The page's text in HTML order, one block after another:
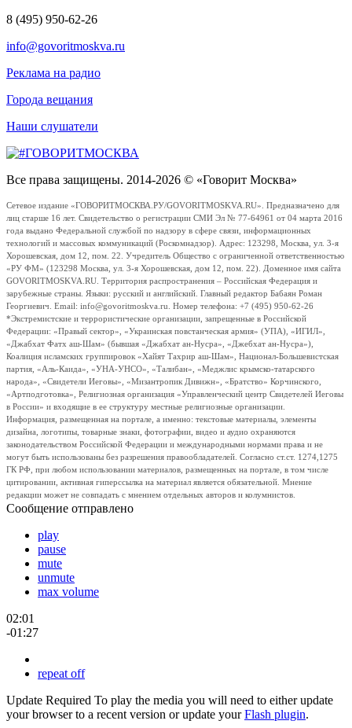
8 (495) 950-62-26
info@govoritmoskva.ru
Реклама на радио
Города вещания
Наши слушатели
Все права защищены. 2014-2026 © «Говорит Москва»
Сетевое издание «ГОВОРИТМОСКВА.РУ/GOVORITMOSKVA.RU». Предназначено для
лиц старше 16 лет. Свидетельство о регистрации СМИ Эл № 77-64961 от 04 марта 2016
года выдано Федеральной службой по надзору в сфере связи, информационных
технологий и массовых коммуникаций (Роскомнадзор). Адрес: 123298, Москва, ул. 3-я
Хорошевская, дом 12, пом. 22. Учредитель Общество с ограниченной ответственностью
«РУ ФМ» (123298 Москва, ул. 3-я Хорошевская, дом 12, пом. 22). Доменное имя сайта
GOVORITMOSKVA.RU. Территория распространения – Российская Федерация и
зарубежные страны. Языки: русский и английский. Главный редактор Бабаян Роман
Георгиевич. Email: info@govoritmoskva.ru. Номер телефона: +7 (495) 950-62-26
*Экстремистские и террористические организации, запрещенные в Российской
Федерации: «Правый сектор», «Украинская повстанческая армия» (УПА), «ИГИЛ»,
«Джабхат Фатх аш-Шам» (бывшая «Джабхат ан-Нусра», «Джебхат ан-Нусра»),
Коалиция исламских группировок «Хайят Тахрир аш-Шам», Национал-Большевистская
партия, «Аль-Каида», «УНА-УНСО», «Талибан», «Меджлис крымско-татарского
народа», «Свидетели Иеговы», «Мизантропик Дивижн», «Братство» Корчинского,
«Артподготовка», Религиозная организация «Управленческий центр Свидетелей Иеговы
в России» и входящие в ее структуру местные религиозные организации.
Информация, размещенная на портале, а именно: текстовые материалы, элементы
дизайна, логотипы, товарные знаки, фотографии, видео и аудио охраняются
законодательством Российской Федерации и международными нормами права и не
могут быть использованы без разрешения правообладателей. Согласно ст.ст. 1274,1275
ГК РФ, при любом использовании материалов, размещенных на портале, в том числе
цитировании, активная гиперссылка на материал является обязательной. Мнение
редакции может не совпадать с мнением отдельных авторов и колумнистов.
Сообщение отправлено
play
pause
mute
unmute
max volume
02:01
-01:27
repeat off
Update Required To play the media you will need to either update
your browser to a recent version or update yourFlash plugin.